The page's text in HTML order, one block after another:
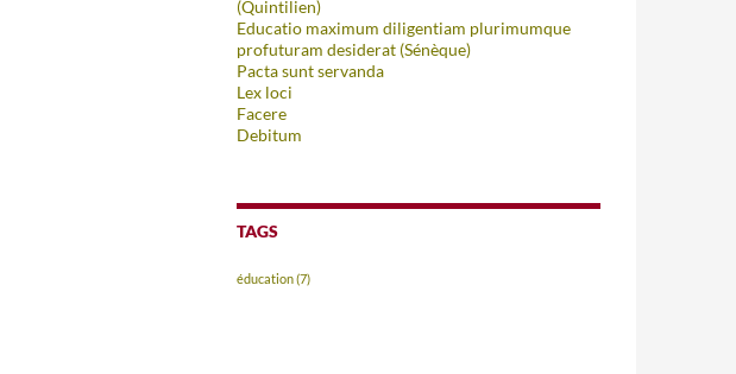
(Quintilien)
Educatio maximum diligentiam plurimumque
profuturam desiderat (Sénèque)
Pacta sunt servanda
Lex loci
Facere
Debitum
TAGS
éducation(7)